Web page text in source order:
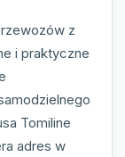
z
i praktyczne
Tomiline
adres w